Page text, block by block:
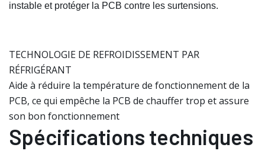
instable et protéger la PCB contre les surtensions.
TECHNOLOGIE DE REFROIDISSEMENT PAR
RÉFRIGÉRANT
Aide à réduire la température de fonctionnement de la
PCB, ce qui empêche la PCB de chauffer trop et assure
son bon fonctionnement
Spécifications techniques